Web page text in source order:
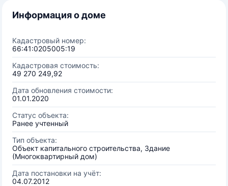
Информация о доме
Кадастровый номер:
66:41:0205005:19
Кадастровая стоимость:
49 270 249,92
Дата обновления стоимости:
01.01.2020
Статус объекта:
Ранее учтенный
Тип объекта:
Объект капитального строительства, Здание
(Многоквартирный дом)
Дата постановки на учёт:
04.07.2012